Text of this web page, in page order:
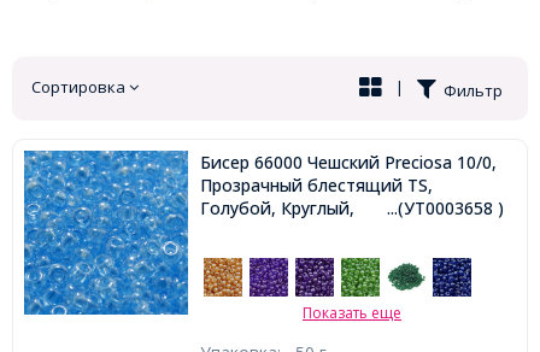
Сортировка Фильтр
|
Бисер 66000 Чешский Preciosa 10/0,
Прозрачный блестящий TS,
Голубой, Круглый,
...(УТ0003658 )
Показать еще